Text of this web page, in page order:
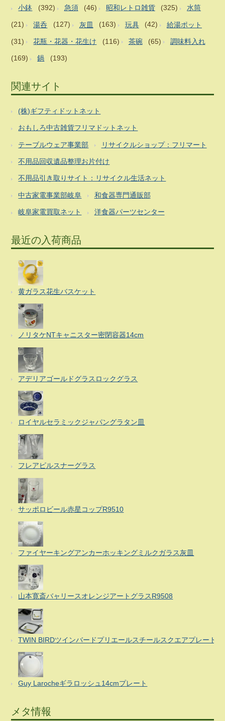
小鉢 (392) 急須 (46) 昭和レトロ雑貨 (325) 水筒
(21) 湯呑 (127) 灰皿 (163) 玩具 (42) 給湯ポット
(31) 花瓶・花器・花生け (116) 茶碗 (65) 調味料入れ
(169) 鍋 (193)
関連サイト
(株)ギフティドットネット
おもしろ中古雑貨フリマドットネット
テーブルウェア事業部 リサイクルショップ：フリマート
不用品回収遺品整理お片付け
不用品引き取りサイト：リサイクル生活ネット
中古家電事業部岐阜 和食器専門通販部
岐阜家電買取ネット 洋食器パーツセンター
最近の入荷商品
黄ガラス花生バスケット
ノリタケNTキャニスター密閉容器14cm
アデリアゴールドグラスロックグラス
ロイヤルセラミックジャパングラタン皿
フレアピルスナーグラス
サッポロビール赤星コップR9510
ファイヤーキングアンカーホッキングミルクガラス灰皿
山本寛斎バャリースオレンジアートグラスR9508
TWIN BIRDツインバードプリエールスチールスクエアプレート
Guy Larocheギラロッシュ14cmプレート
メタ情報